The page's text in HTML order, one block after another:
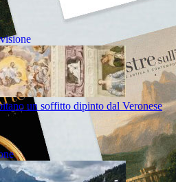
un soffitto dipinto dal Veronese